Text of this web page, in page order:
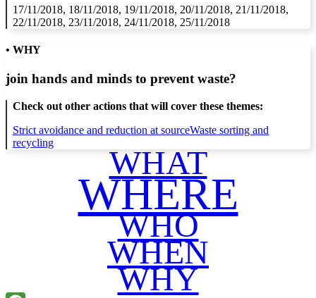
17/11/2018, 18/11/2018, 19/11/2018, 20/11/2018, 21/11/2018,
22/11/2018, 23/11/2018, 24/11/2018, 25/11/2018
• WHY
join hands and minds to prevent waste?
Check out other actions that will cover these themes:
Strict avoidance and reduction at sourceWaste sorting and
recycling
WHAT
WHERE
WHO
WHEN
WHY